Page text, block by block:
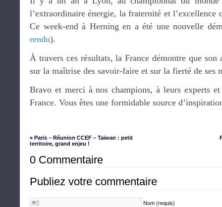
l’extraordinaire énergie, la fraternité et l’excellence
Ce week-end à Herning en a été une nouvelle
rendu).
À travers ces résultats, la France démontre que son
sur la maîtrise des savoir-faire et sur la fierté de ses
Bravo et merci à nos champions, à leurs experts
France. Vous êtes une formidable source
« Paris – Réunion CCEF – Taïwan : petit
territoire, grand enjeu !
0 Commentaire
Publiez votre commentaire
Nom (requis)